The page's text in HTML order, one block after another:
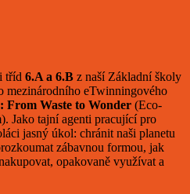
tříd 6.A a 6.B z naší Základní školy
mezinárodního eTwinningového
From Waste to Wonder (Eco-
Jako tajní agenti pracující pro
jasný úkol: chránit naši planetu
zábavnou formou, jak
opakovaně využívat a